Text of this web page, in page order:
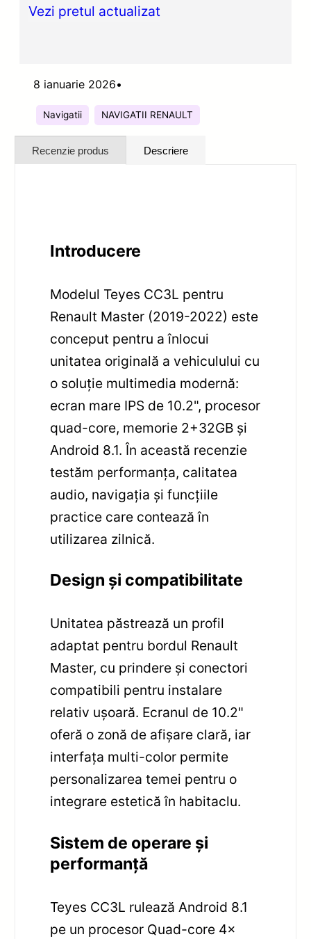
Vezi pretul actualizat
8 ianuarie 2026•
Navigatii NAVIGATII RENAULT
Recenzie produs Descriere
Introducere
Modelul Teyes CC3L pentru
Renault Master (2019-2022) este
conceput pentru a înlocui
unitatea originală a vehiculului cu
o soluție multimedia modernă:
ecran mare IPS de 10.2", procesor
quad-core, memorie 2+32GB și
Android 8.1. În această recenzie
testăm performanța, calitatea
audio, navigația și funcțiile
practice care contează în
utilizarea zilnică.
Design și compatibilitate
Unitatea păstrează un profil
adaptat pentru bordul Renault
Master, cu prindere și conectori
compatibili pentru instalare
relativ ușoară. Ecranul de 10.2"
oferă o zonă de afișare clară, iar
interfața multi-color permite
personalizarea temei pentru o
integrare estetică în habitaclu.
Sistem de operare și
performanță
Teyes CC3L rulează Android 8.1
pe un procesor Quad-core 4x